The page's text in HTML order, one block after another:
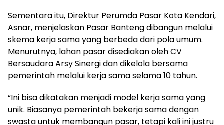
Sementara itu, Direktur Perumda Pasar Kota Kendari,
Asnar, menjelaskan Pasar Banteng dibangun melalui
skema kerja sama yang berbeda dari pola umum.
Menurutnya, lahan pasar disediakan oleh CV
Bersaudara Arsy Sinergi dan dikelola bersama
pemerintah melalui kerja sama selama 10 tahun.
“Ini bisa dikatakan menjadi model kerja sama yang
unik. Biasanya pemerintah bekerja sama dengan
swasta untuk membangun pasar, tetapi kali ini justru